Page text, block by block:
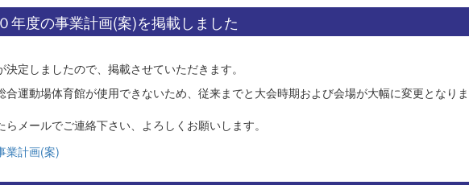
年度の事業計画(案)を掲載しました
定しましたので、掲載させていただきます。
合運動場体育館が使用できないため、従来までと大会時期および会場が大幅に変更となり
らメールでご連絡下さい、よろしくお願いします。
業計画(案)